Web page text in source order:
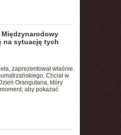
na sytuację tych
zaprezentował właśnie
Chciał w
Orangutana, który
aby pokazać